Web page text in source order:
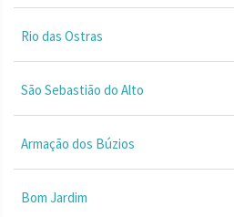
Rio das Ostras
São Sebastião do Alto
Armação dos Búzios
Bom Jardim